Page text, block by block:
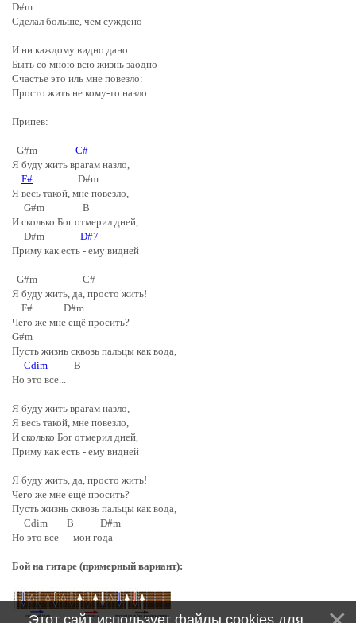
D#m
Сделал больше, чем суждено
И ни каждому видно дано
Быть со мною всю жизнь заодно
Счастье это иль мне повезло:
Просто жить не кому-то назло
Припев:
G#m C#
Я буду жить врагам назло,
F# D#m
Я весь такой, мне повезло,
G#m B
И сколько Бог отмерил дней,
D#m D#7
Приму как есть - ему видней
G#m C#
Я буду жить, да, просто жить!
F# D#m
Чего же мне ещё просить?
G#m
Пусть жизнь сквозь пальцы как вода,
Cdim B
Но это все...
Я буду жить врагам назло,
Я весь такой, мне повезло,
И сколько Бог отмерил дней,
Приму как есть - ему видней
Я буду жить, да, просто жить!
Чего же мне ещё просить?
Пусть жизнь сквозь пальцы как вода,
Cdim B D#m
Но это все мои года
Бой на гитаре (примерный вариант):
Этот сайт использует файлы cookies для